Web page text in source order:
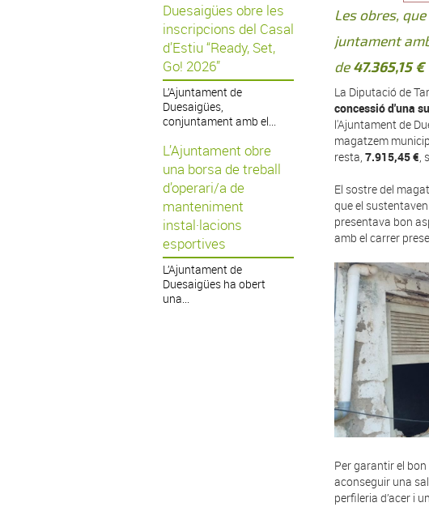
Duesaigües obre les
inscripcions del Casal
d’Estiu “Ready, Set,
Go! 2026”
L’Ajuntament de
Duesaigües,
conjuntament amb el...
L’Ajuntament obre
una borsa de treball
d’operari/a de
manteniment
instal·lacions
esportives
L’Ajuntament de
Duesaigües ha obert
una...
Les obres,
juntament
de47.365,15 €
La Diputació de
concessió d'una
l'Ajuntament de
magatzem
resta, 7.915,45 €,
El sostre del
que el
presentava bon
amb el carrer
Per garantir el
aconseguir una
perfileria d’acer i